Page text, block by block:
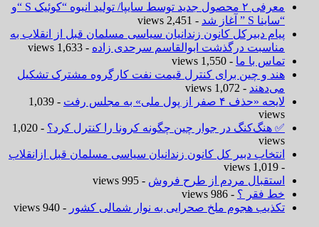
معرفی ۲ محصول جدید توسط سایپا/ تولید انبوه “کوئیک S “و
“ساینا S ” آغاز شد
- 2,451 views
پیام دبیرکل کانون زندانیان سیاسی مسلمان قبل از انقلاب به
مناسبت درگذشت ابوالقاسم سرحدی زاده - 1,633 views
تماس با ما - 1,550 views
هند و چین برای کنترل قیمت نفت کارگروه مشترک تشکیل
می‌دهند - 1,072 views
لایحه «حذف ۴ صفر از پول ملی» به مجلس رفت
- 1,039
views
✅ هنگ‌کنگ در جوار چین چگونه کرونا را کنترل کرد؟
- 1,020
views
انتخاب دبیر کل کانون زندانیان سیاسی مسلمان قبل ازانقلاب
- 1,019 views
استقبال مردم از طرح فروش - 995 views
خط فقر ؟ - 986 views
تکذیب هجوم ملخ صحرایی به نوار شمالی کشور - 940 views